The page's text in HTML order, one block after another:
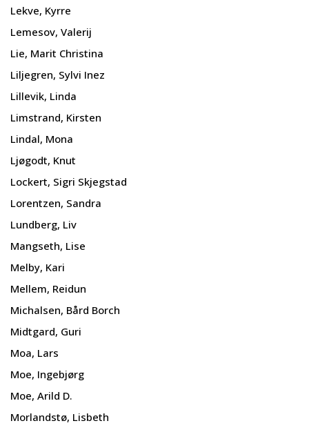
Lekve, Kyrre
Lemesov, Valerij
Lie, Marit Christina
Liljegren, Sylvi Inez
Lillevik, Linda
Limstrand, Kirsten
Lindal, Mona
Ljøgodt, Knut
Lockert, Sigri Skjegstad
Lorentzen, Sandra
Lundberg, Liv
Mangseth, Lise
Melby, Kari
Mellem, Reidun
Michalsen, Bård Borch
Midtgard, Guri
Moa, Lars
Moe, Ingebjørg
Moe, Arild D.
Morlandstø, Lisbeth